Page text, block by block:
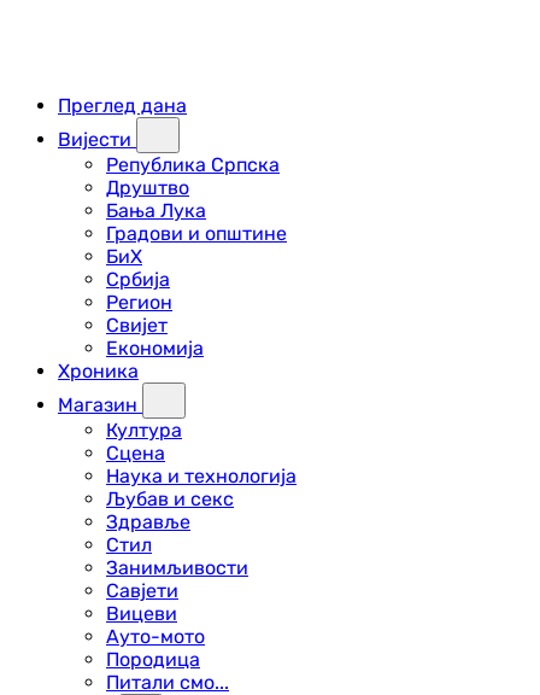
Преглед дана
Вијести
Република Српска
Друштво
Бања Лука
Градови и општине
БиХ
Србија
Регион
Свијет
Економија
Хроника
Магазин
Култура
Сцена
Наука и технологија
Љубав и секс
Здравље
Стил
Занимљивости
Савјети
Вицеви
Ауто-мото
Породица
Питали смо...